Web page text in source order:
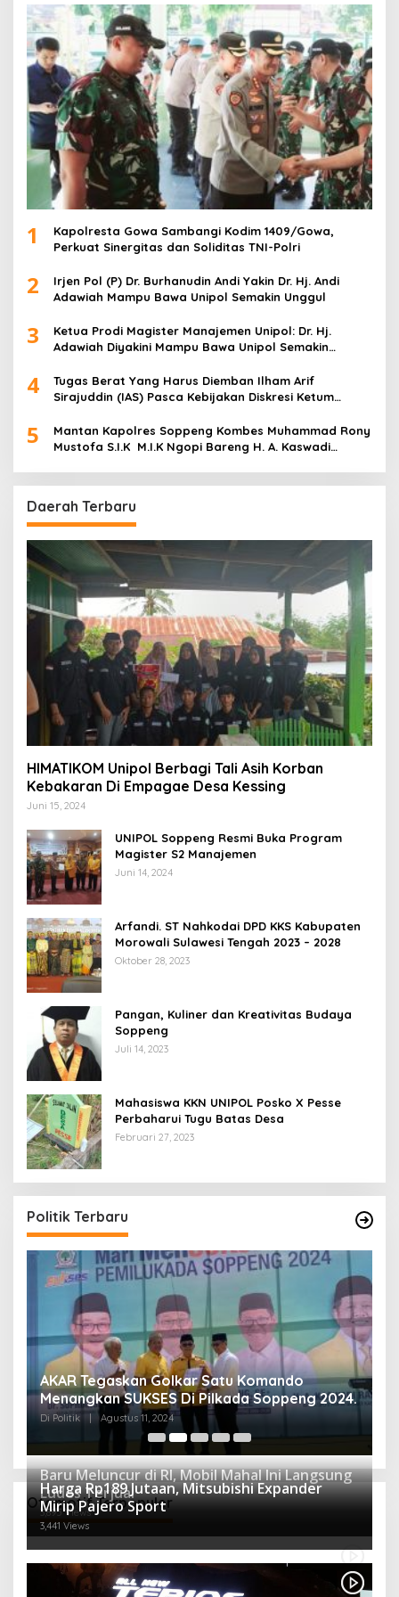
u
:
1
Kapolresta Gowa Sambangi Kodim 1409/Gowa,
Perkuat Sinergitas dan Soliditas TNI-Polri
2
Irjen Pol (P) Dr. Burhanudin Andi Yakin Dr. Hj. Andi
Adawiah Mampu Bawa Unipol Semakin Unggul
3
Ketua Prodi Magister Manajemen Unipol: Dr. Hj.
Adawiah Diyakini Mampu Bawa Unipol Semakin
4
Tugas Berat Yang Harus Diemban Ilham Arif
Sirajuddin (IAS) Pasca Kebijakan Diskresi Ketum
5
Mantan Kapolres Soppeng Kombes Muhammad Rony
Mustofa S.I.K M.I.K Ngopi Bareng H. A. Kaswadi
Daerah Terbaru
HIMATIKOM Unipol Berbagi Tali Asih Korban
Kebakaran Di Empagae Desa Kessing
Juni 15, 2024
UNIPOL Soppeng Resmi Buka Program
Magister S2 Manajemen
Juni 14, 2024
Arfandi. ST Nahkodai DPD KKS Kabupaten
Morowali Sulawesi Tengah 2023 – 2028
Oktober 28, 2023
Pangan, Kuliner dan Kreativitas Budaya
Soppeng
Juli 14, 2023
Mahasiswa KKN UNIPOL Posko X Pesse
Perbaharui Tugu Batas Desa
Februari 27, 2023
Politik Terbaru
AKAR Tegaskan Golkar Satu Komando
Menangkan SUKSES Di Pilkada Soppeng 2024.
Di Politik | Agustus 11, 2024
Otomotif Terpopuler
Baru Meluncur di RI, Mobil Mahal Ini Langsung
Ludes Terjual
3,895 Views
Harga Rp189 Jutaan, Mitsubishi Expander
Mirip Pajero Sport
3,441 Views